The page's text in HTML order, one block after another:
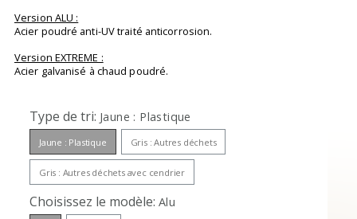
Version ALU :
Acier poudré anti-UV traité anticorrosion.
Version EXTREME :
Acier galvanisé à chaud poudré.
Type de tri Jaune : Plastique
Jaune : Plastique Gris : Autres déchets
Gris : Autres déchets avec cendrier
Choisissez le modèle Alu